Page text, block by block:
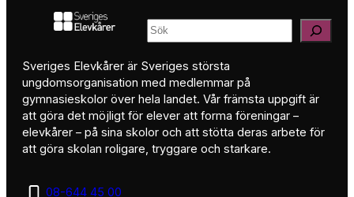
Sök
Sveriges Elevkårer är Sveriges största
ungdomsorganisation med medlemmar på
gymnasieskolor över hela landet. Vår främsta uppgift är
att göra det möjligt för elever att forma föreningar –
elevkårer – på sina skolor och att stötta deras arbete för
att göra skolan roligare, tryggare och starkare.
08-644 45 00